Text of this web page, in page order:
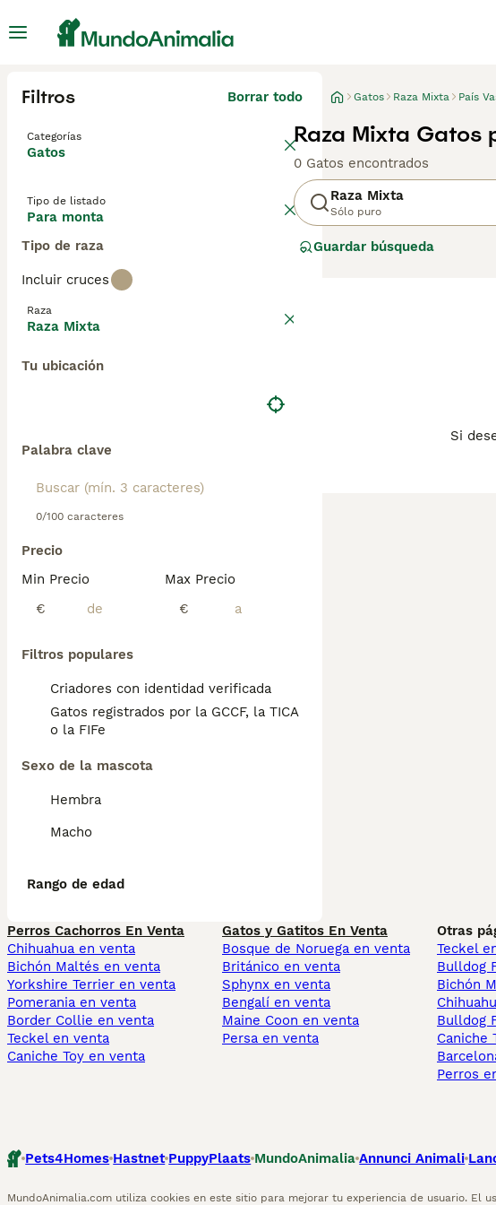
Filtros Borrar todo
Categorías
Gatos
Tipo de listado
Para monta
Tipo de raza
Incluir cruces
Raza
Raza Mixta
Tu ubicación
Palabra clave
0/100 caracteres
Precio
Min Precio
€
Max Precio
€
Filtros populares
Criadores con identidad verificada
Gatos registrados por la GCCF, la TICA
o la FIFe
Sexo de la mascota
Hembra
Macho
Rango de edad
Gatos Raza Mixta País
Raza Mixta Gatos
0 Gatos encontrados
Raza Mixta
Sólo puro
Guardar búsqueda
Si
Perros Cachorros En Venta
Chihuahua en venta
Bichón Maltés en venta
Yorkshire Terrier en venta
Pomerania en venta
Border Collie en venta
Teckel en venta
Caniche Toy en venta
Gatos y Gatitos En Venta
Bosque de Noruega en venta
Británico en venta
Sphynx en venta
Bengalí en venta
Maine Coon en venta
Persa en venta
Otras
Teckel
Bulldog
Bichón
Bulldog
Caniche
Perros
Pets4Homes Hastnet PuppyPlaats MundoAnimalia Annunci Animali
MundoAnimalia.com utiliza cookies en este sitio para mejorar tu experiencia de usuario. El